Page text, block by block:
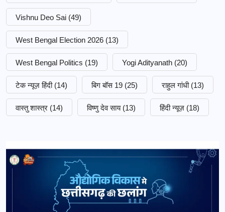
Vishnu Deo Sai (49)
West Bengal Election 2026 (13)
West Bengal Politics (19) Yogi Adityanath (20)
टेक न्यूज़ हिंदी (14) बिग बॉस 19 (25) राहुल गांधी (13)
वास्तु शास्त्र (14) विष्णु देव साय (13) हिंदी न्यूज़ (18)